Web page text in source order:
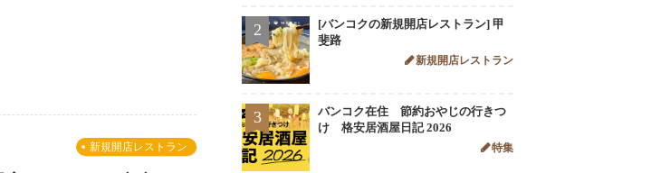
新規開店レストラン
2
[バンコクの新規開店レストラン] 甲
斐路
新規開店レストラン
3
バンコク在住 節約おやじの行きつ
け 格安居酒屋日記 2026
特集